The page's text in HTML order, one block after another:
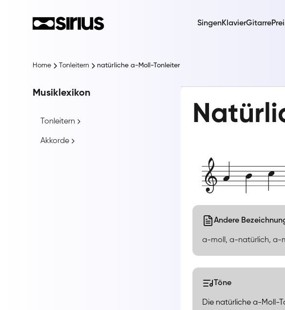
SingenKlavierGitarre
Home Tonleitern natürliche a-Moll-Tonleiter
Musiklexikon
Tonleitern
Akkorde
Andere
a-moll, a-natürlich, a-
Töne
Die natürliche a-Moll-